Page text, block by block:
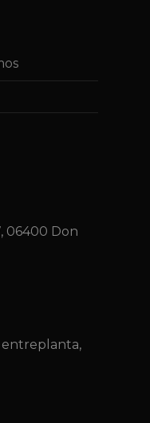
06400 Don
entreplanta,